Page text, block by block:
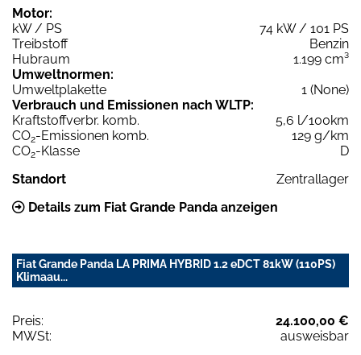
Motor:
kW / PS
74 kW / 101 PS
Treibstoff
Benzin
Hubraum
1.199 cm³
Umweltnormen:
Umweltplakette
1 (None)
Verbrauch und Emissionen nach WLTP:
Kraftstoffverbr. komb.
5,6 l/100km
CO2-Emissionen komb.
129 g/km
CO2-Klasse
D
Standort
Zentrallager
Details zum Fiat Grande Panda anzeigen
Fiat Grande Panda LA PRIMA HYBRID 1.2 eDCT 81kW (110PS)
Klimaau...
Preis:
24.100,00 €
MWSt:
ausweisbar